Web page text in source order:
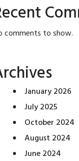
comments to show.
January 2026
July 2025
October 2024
August 2024
June 2024